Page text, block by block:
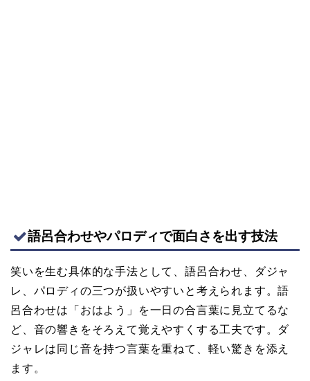
語呂合わせやパロディで面白さを出す技法
笑いを生む具体的な手法として、語呂合わせ、ダジャ
レ、パロディの三つが扱いやすいと考えられます。語
呂合わせは「おはよう」を一日の合言葉に見立てるな
ど、音の響きをそろえて覚えやすくする工夫です。ダ
ジャレは同じ音を持つ言葉を重ねて、軽い驚きを添え
ます。